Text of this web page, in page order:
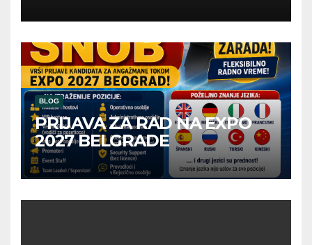
BLOG
PRIJAVA ZA RAD NA EXPO
2027 BELGRADE